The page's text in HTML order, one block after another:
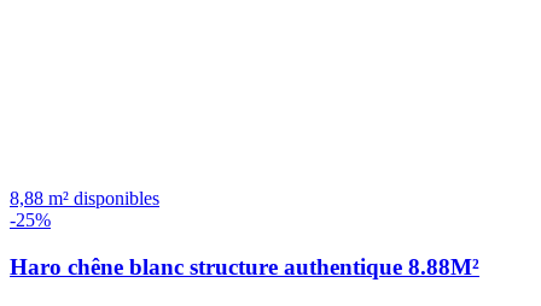
8,88 m² disponibles
-25%
Haro chêne blanc structure authentique 8.88M²